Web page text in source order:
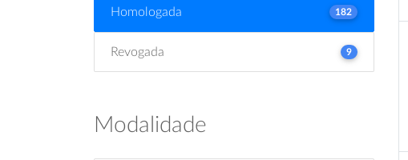
Homologada 182
Revogada 9
Modalidade